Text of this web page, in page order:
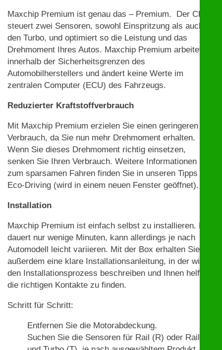
Maxchip Premium ist genau das – Premium. Der Chip
steuert zwei Sensoren, sowohl Einspritzung als auch
den Turbo, und optimiert so die Leistung und das
Drehmoment Ihres Autos. Maxchip Premium arbeitet
innerhalb der Sicherheitsgrenzen des
Automobilherstellers und ändert keine Werte im
zentralen Computer (ECU) des Fahrzeugs.
Reduzierter Kraftstoffverbrauch
Mit Maxchip Premium erzielen Sie einen geringeren
Verbrauch, da Sie nun mehr Drehmoment erhalten.
Wenn Sie dieses Drehmoment richtig einsetzen,
senken Sie Ihren Verbrauch. Weitere Informationen
zum sparsamen Fahren finden Sie in unseren Tipps zu
Eco-Driving (wird in einem neuen Fenster geöffnet).
Installation
Maxchip Premium ist einfach selbst zu installieren. Das
dauert nur wenige Minuten, kann allerdings je nach
Automodell leicht variieren. Mit der Box erhalten Sie
außerdem eine klare Installationsanleitung, in der wir
den Installationsprozess beschreiben und Ihnen helfen,
die richtigen Kontakte zu finden.
Schritt für Schritt:
Entfernen Sie die Motorabdeckung.
Suchen Sie die Sensoren für Rail (R) oder Rail (R)